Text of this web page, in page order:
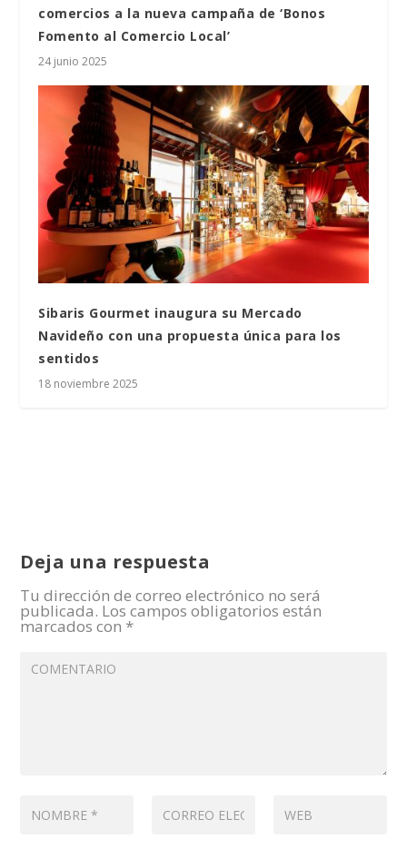
comercios a la nueva campaña de ‘Bonos
Fomento al Comercio Local’
24 junio 2025
Sibaris Gourmet inaugura su Mercado
Navideño con una propuesta única para los
sentidos
18 noviembre 2025
Deja una respuesta
Tu dirección de correo electrónico no será
publicada. Los campos obligatorios están
marcados con *